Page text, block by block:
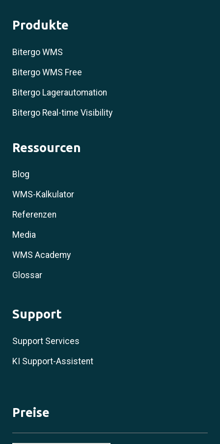
Produkte
Bitergo WMS
Bitergo WMS Free
Bitergo Lagerautomation
Bitergo Real-time Visibility
Ressourcen
Blog
WMS-Kalkulator
Referenzen
Media
WMS Academy
Glossar
Support
Support Services
KI Support-Assistent
Preise